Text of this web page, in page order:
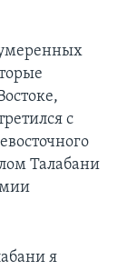
с
Талабани
я